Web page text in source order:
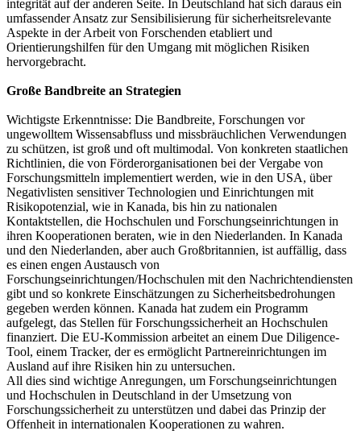
integrität auf der anderen Seite. In Deutschland hat sich daraus ein
umfassender Ansatz zur Sensibilisierung für sicherheitsrelevante
Aspekte in der Arbeit von Forschenden etabliert und
Orientierungshilfen für den Umgang mit möglichen Risiken
hervorgebracht.
Große Bandbreite an Strategien
Wichtigste Erkenntnisse: Die Bandbreite, Forschungen vor
ungewolltem Wissensabfluss und missbräuchlichen Verwendungen
zu schützen, ist groß und oft multimodal. Von konkreten staatlichen
Richtlinien, die von Förderorganisationen bei der Vergabe von
Forschungsmitteln implementiert werden, wie in den USA, über
Negativlisten sensitiver Technologien und Einrichtungen mit
Risikopotenzial, wie in Kanada, bis hin zu nationalen
Kontaktstellen, die Hochschulen und Forschungseinrichtungen in
ihren Kooperationen beraten, wie in den Niederlanden. In Kanada
und den Niederlanden, aber auch Großbritannien, ist auffällig, dass
es einen engen Austausch von
Forschungseinrichtungen/Hochschulen mit den Nachrichtendiensten
gibt und so konkrete Einschätzungen zu Sicherheitsbedrohungen
gegeben werden können. Kanada hat zudem ein Programm
aufgelegt, das Stellen für Forschungssicherheit an Hochschulen
finanziert. Die EU-Kommission arbeitet an einem Due Diligence-
Tool, einem Tracker, der es ermöglicht Partnereinrichtungen im
Ausland auf ihre Risiken hin zu untersuchen.
All dies sind wichtige Anregungen, um Forschungseinrichtungen
und Hochschulen in Deutschland in der Umsetzung von
Forschungssicherheit zu unterstützen und dabei das Prinzip der
Offenheit in internationalen Kooperationen zu wahren.